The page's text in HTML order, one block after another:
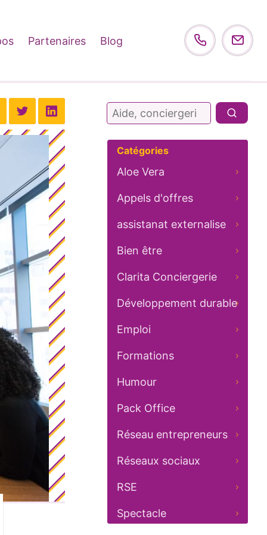
Partenaires Blog
Rechercher :
Catégories
Aloe Vera
Appels d'offres
assistanat externalise
Bien être
Clarita Conciergerie
Développement durable
Emploi
Formations
Humour
Pack Office
Réseau entrepreneurs
Réseaux sociaux
RSE
Spectacle